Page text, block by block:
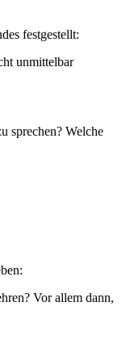
festgestellt:
unmittelbar
sprechen? Welche
Vor allem dann,